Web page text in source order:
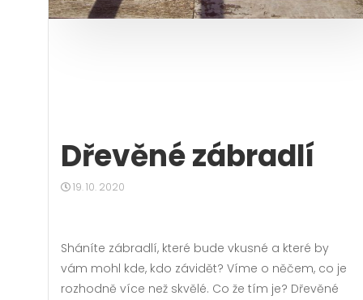
Dřevěné zábradlí
19. 10. 2020
Sháníte zábradlí, které bude vkusné a které by
vám mohl kde, kdo závidět? Víme o něčem, co je
rozhodně více než skvělé. Co že tím je? Dřevěné